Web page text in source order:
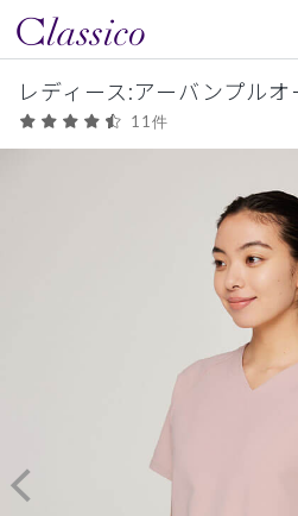
レディース:アーバンプル
11件